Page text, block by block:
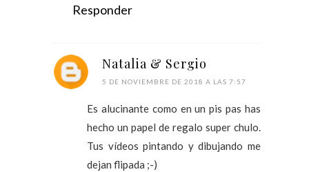
Responder
Natalia & Sergio
5 DE NOVIEMBRE DE 2018 A LAS 7:57
Es alucinante como en un pis pas has
hecho un papel de regalo super chulo.
Tus vídeos pintando y dibujando me
dejan flipada ;-)